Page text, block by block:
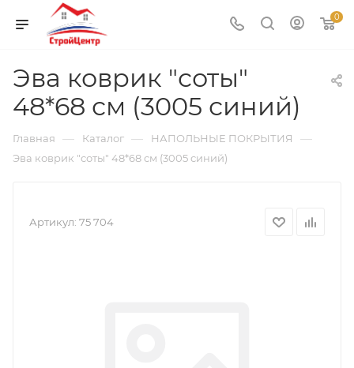
0
Эва коврик "соты"
48*68 см (3005 синий)
Главная — Каталог — НАПОЛЬНЫЕ ПОКРЫТИЯ —
Эва коврик "соты" 48*68 см (3005 синий)
Артикул: 75 704